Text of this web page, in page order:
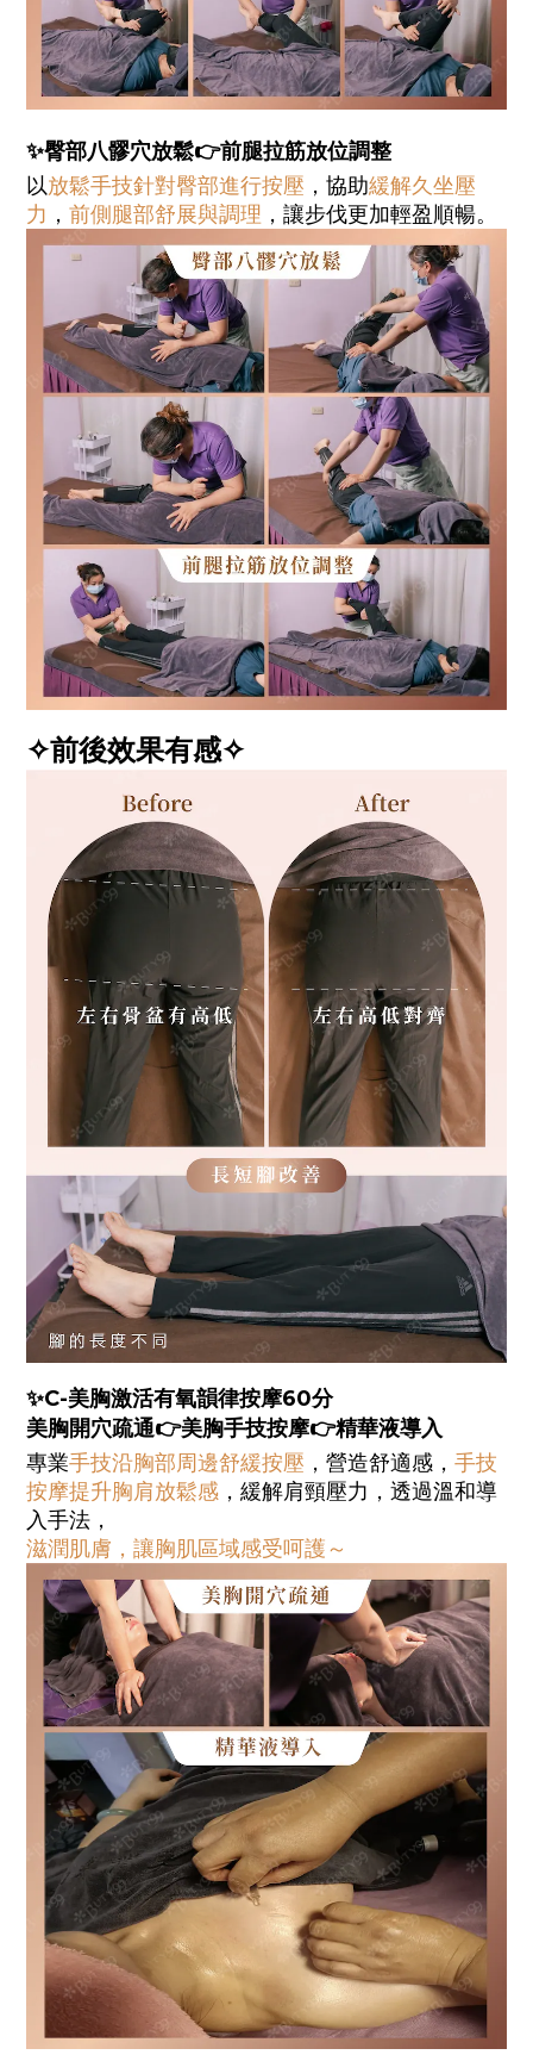
✨臀部八髎穴放鬆👉前腿拉筋放位調整
以放鬆手技針對臀部進行按壓 ，協助緩解久坐壓
力 ， 前側腿部舒展與調理 ，讓步伐更加輕盈順暢。
✧前後效果有感✧
✨C-美胸激活有氧韻律按摩60分
美胸開穴疏通👉美胸手技按摩👉精華液導入
專業手技沿胸部周邊舒緩按壓 ，營造舒適感， 手技
按摩提升胸肩放鬆感 ，緩解肩頸壓力，透過溫和導
入手法，
滋潤肌膚，讓胸肌區域感受呵護～